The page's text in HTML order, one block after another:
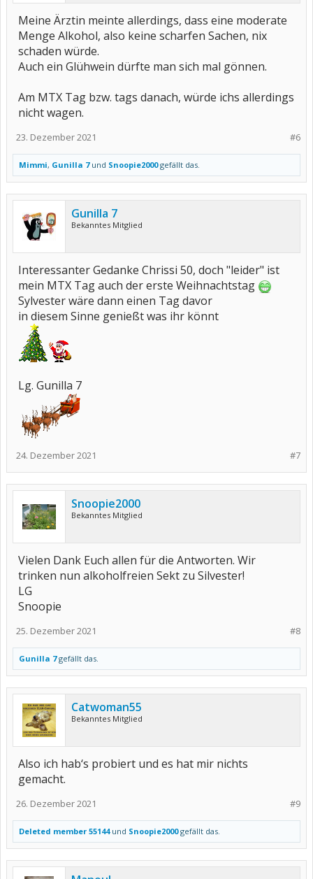
Meine Ärztin meinte allerdings, dass eine moderate
Menge Alkohol, also keine scharfen Sachen, nix
schaden würde.
Auch ein Glühwein dürfte man sich mal gönnen.
Am MTX Tag bzw. tags danach, würde ichs allerdings
nicht wagen.
#6
23. Dezember 2021
Mimmi, Gunilla 7und Snoopie2000gefällt das.
Gunilla 7
Bekanntes Mitglied
Interessanter Gedanke Chrissi 50, doch "leider" ist
mein MTX Tag auch der erste Weihnachtstag
Sylvester wäre dann einen Tag davor
in diesem Sinne genießt was ihr könnt
Lg. Gunilla 7
#7
24. Dezember 2021
Snoopie2000
Bekanntes Mitglied
Vielen Dank Euch allen für die Antworten. Wir
trinken nun alkoholfreien Sekt zu Silvester!
LG
Snoopie
#8
25. Dezember 2021
Gunilla 7gefällt das.
Catwoman55
Bekanntes Mitglied
Also ich hab‘s probiert und es hat mir nichts
gemacht.
#9
26. Dezember 2021
Deleted member 55144und Snoopie2000gefällt das.